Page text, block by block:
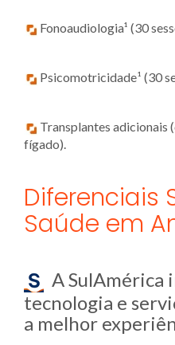
Fonoaudiologia¹ (30
Psicomotricidade¹ (30
Transplantes adicionais
fígado).
Diferenciais
Saúde em
A SulAmérica
tecnologia e
a melhor